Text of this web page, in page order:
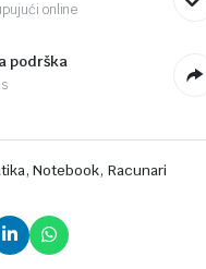
online
podrška
, Notebook, Racunari